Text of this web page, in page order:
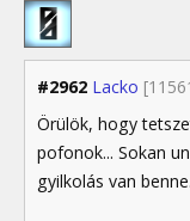
#2962 Lacko
Örülök, hogy
pofonok... Sokan
gyilkolás van benne.